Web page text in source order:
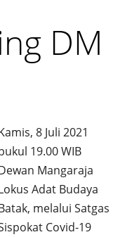
DM
8 Juli 2021
19.00 WIB
Mangaraja
Adat Budaya
melalui Satgas
Covid-19